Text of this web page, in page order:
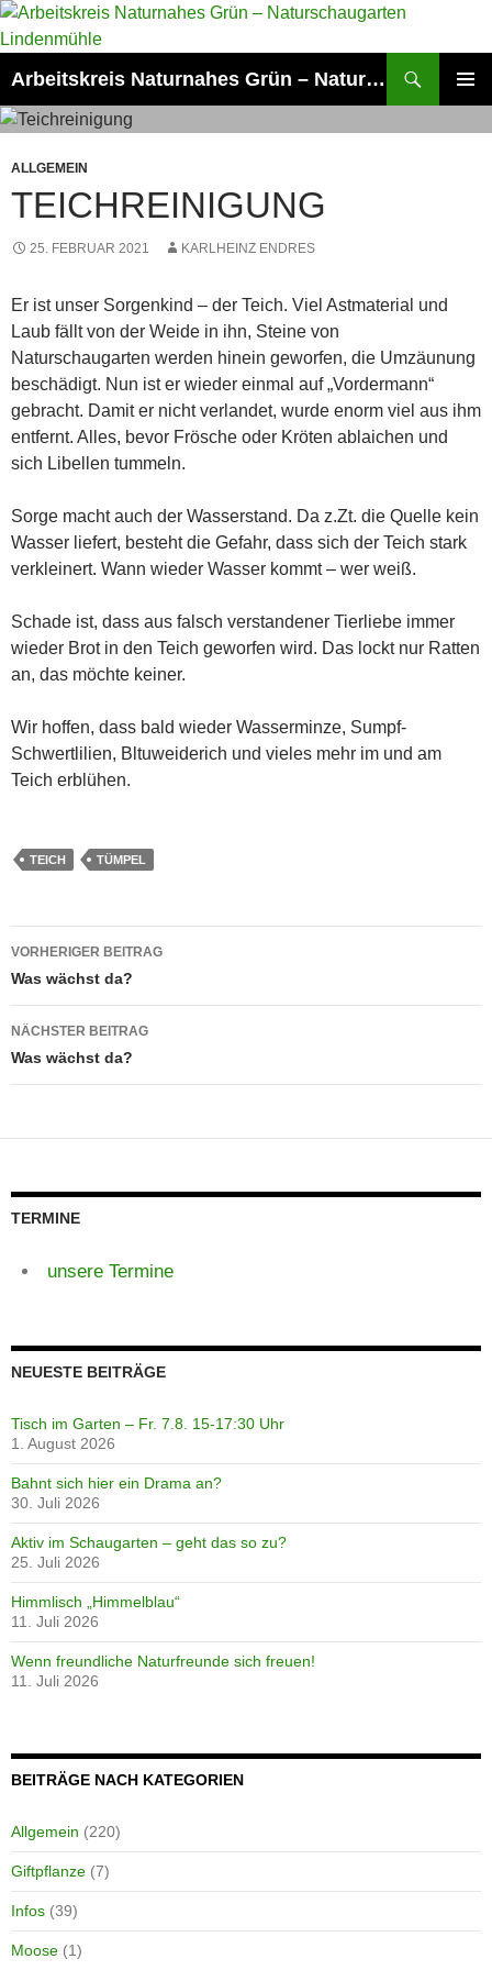
Zum
Inhalt
Arbeitskreis Naturnahes Grün – Naturschaugarten Lindenmühle
ALLGEMEIN
TEICHREINIGUNG
25. FEBRUAR 2021 KARLHEINZ ENDRES
Er ist unser Sorgenkind – der Teich. Viel Astmaterial und
Laub fällt von der Weide in ihn, Steine von
Naturschaugarten werden hinein geworfen, die Umzäunung
beschädigt. Nun ist er wieder einmal auf „Vordermann“
gebracht. Damit er nicht verlandet, wurde enorm viel aus ihm
entfernt. Alles, bevor Frösche oder Kröten ablaichen und
sich Libellen tummeln.
Sorge macht auch der Wasserstand. Da z.Zt. die Quelle kein
Wasser liefert, besteht die Gefahr, dass sich der Teich stark
verkleinert. Wann wieder Wasser kommt – wer weiß.
Schade ist, dass aus falsch verstandener Tierliebe immer
wieder Brot in den Teich geworfen wird. Das lockt nur Ratten
an, das möchte keiner.
Wir hoffen, dass bald wieder Wasserminze, Sumpf-
Schwertlilien, Bltuweiderich und vieles mehr im und am
Teich erblühen.
TEICH TÜMPEL
Beitragsnavigation
VORHERIGER BEITRAG
Was wächst da?
NÄCHSTER BEITRAG
Was wächst da?
TERMINE
unsere Termine
NEUESTE BEITRÄGE
Tisch im Garten – Fr. 7.8. 15-17:30 Uhr
1. August 2026
Bahnt sich hier ein Drama an?
30. Juli 2026
Aktiv im Schaugarten – geht das so zu?
25. Juli 2026
Himmlisch „Himmelblau“
11. Juli 2026
Wenn freundliche Naturfreunde sich freuen!
11. Juli 2026
BEITRÄGE NACH KATEGORIEN
Allgemein (220)
Giftpflanze (7)
Infos (39)
Moose (1)